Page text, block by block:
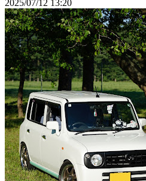
2025/07/12 13:20